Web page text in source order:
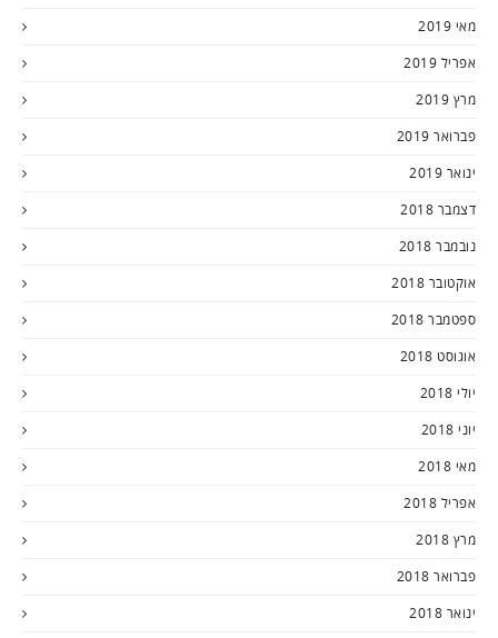
מאי 2019
אפריל 2019
מרץ 2019
פברואר 2019
ינואר 2019
דצמבר 2018
נובמבר 2018
אוקטובר 2018
ספטמבר 2018
אוגוסט 2018
יולי 2018
יוני 2018
מאי 2018
אפריל 2018
מרץ 2018
פברואר 2018
ינואר 2018